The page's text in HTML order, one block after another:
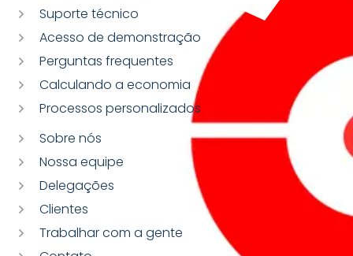
Suporte técnico
Acesso de demonstração
Perguntas frequentes
Calculando a economia
Processos personalizados
Sobre nós
Nossa equipe
Delegações
Clientes
Trabalhar com a gente